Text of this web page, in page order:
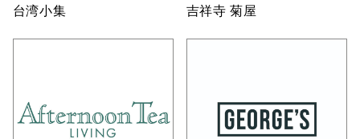
台湾小集 吉祥寺 菊屋
ソーシャル